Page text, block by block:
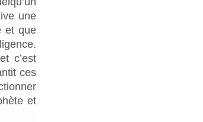
une
et que
c’est
ces
et